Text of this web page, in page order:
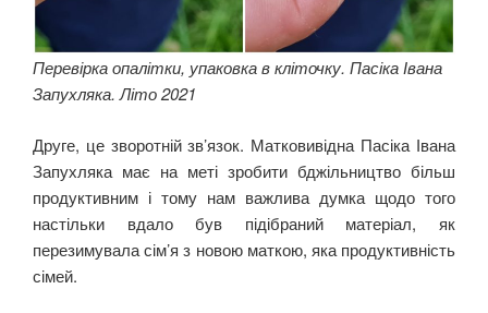
Перевірка опалітки, упаковка в кліточку. Пасіка Івана
Запухляка. Літо 2021
Друге, це зворотній зв’язок. Матковивідна Пасіка Івана
Запухляка має на меті зробити бджільництво більш
продуктивним і тому нам важлива думка щодо того
настільки вдало був підібраний матеріал, як
перезимувала сім’я з новою маткою, яка продуктивність
сімей.